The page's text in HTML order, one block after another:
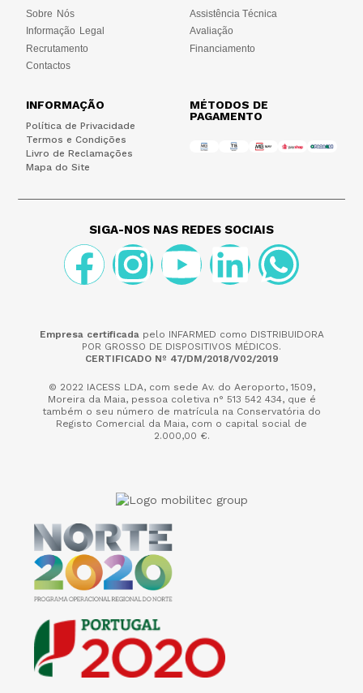
Sobre Nós
Informação Legal
Recrutamento
Contactos
Assistência Técnica
Avaliação
Financiamento
INFORMAÇÃO
Política de Privacidade
Termos e Condições
Livro de Reclamações
Mapa do Site
MÉTODOS DE
PAGAMENTO
SIGA-NOS NAS REDES SOCIAIS
Empresa certificadapelo INFARMED como DISTRIBUIDORA
POR GROSSO DE DISPOSITIVOS MÉDICOS.
CERTIFICADO Nº 47/DM/2018/V02/2019
© 2022 IACESS LDA, com sede Av. do Aeroporto, 1509,
Moreira da Maia, pessoa coletiva n° 513 542 434, que é
também o seu número de matrícula na Conservatória do
Registo Comercial da Maia, com o capital social de
2.000,00 €.